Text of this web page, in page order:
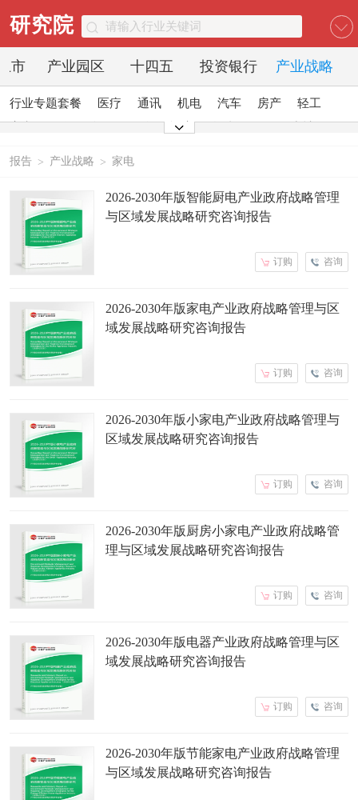
研究院
市 产业园区 十四五 投资银行 产业战略
行业专题套餐 医疗 通讯 机电 汽车 房产
轻工
酒店
报告 > 产业战略 > 家电
2026-2030年版智能厨电产业政府战略管理
与区域发展战略研究咨询报告
咨询
订购
2026-2030年版家电产业政府战略管理与区
域发展战略研究咨询报告
咨询
订购
2026-2030年版小家电产业政府战略管理与
区域发展战略研究咨询报告
咨询
订购
2026-2030年版厨房小家电产业政府战略管
理与区域发展战略研究咨询报告
咨询
订购
2026-2030年版电器产业政府战略管理与区
域发展战略研究咨询报告
咨询
订购
2026-2030年版节能家电产业政府战略管理
与区域发展战略研究咨询报告